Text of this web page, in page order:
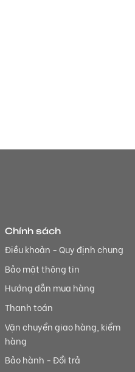
Chính sách
Điều khoản - Quy định chung
Bảo mật thông tin
Hướng dẫn mua hàng
Thanh toán
Vận chuyển giao hàng, kiểm
hàng
Bảo hành - Đổi trả